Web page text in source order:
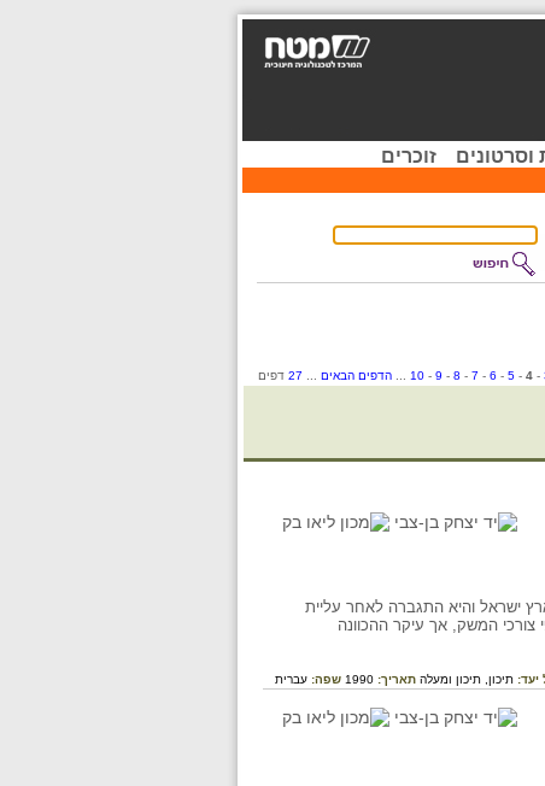
וסרטונים זוכרים
-
4
-
5
-
6
-
7
-
8
-
9
-
10 הדפים הבאים 27 דפים
ישראל והיא התגברה לאחר עליית
צורכי המשק, אך עיקר ההכוונה
יעד: תיכון, תיכון ומעלה תאריך: 1990 שפה: עברית